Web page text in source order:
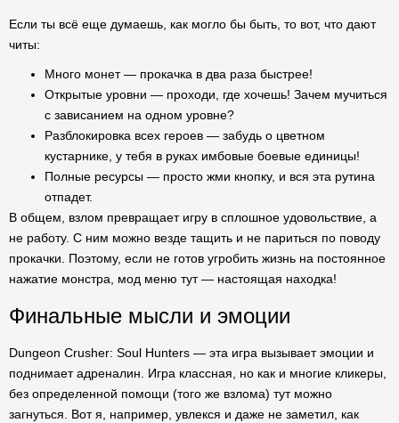
Если ты всё еще думаешь, как могло бы быть, то вот, что дают
читы:
Много монет — прокачка в два раза быстрее!
Открытые уровни — проходи, где хочешь! Зачем мучиться
с зависанием на одном уровне?
Разблокировка всех героев — забудь о цветном
кустарнике, у тебя в руках имбовые боевые единицы!
Полные ресурсы — просто жми кнопку, и вся эта рутина
отпадет.
В общем, взлом превращает игру в сплошное удовольствие, а
не работу. С ним можно везде тащить и не париться по поводу
прокачки. Поэтому, если не готов угробить жизнь на постоянное
нажатие монстра, мод меню тут — настоящая находка!
Финальные мысли и эмоции
Dungeon Crusher: Soul Hunters — эта игра вызывает эмоции и
поднимает адреналин. Игра классная, но как и многие кликеры,
без определенной помощи (того же взлома) тут можно
загнуться. Вот я, например, увлекся и даже не заметил, как